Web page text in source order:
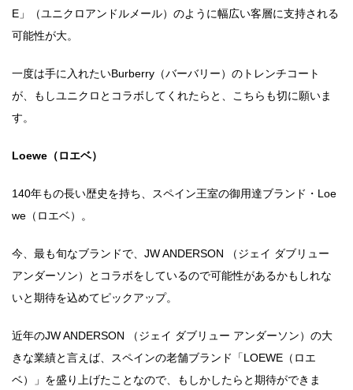
E」（ユニクロアンドルメール）のように幅広い客層に支持される
可能性が大。
一度は手に入れたいBurberry（バーバリー）のトレンチコート
が、もしユニクロとコラボしてくれたらと、こちらも切に願いま
す。
Loewe（ロエベ）
140年もの長い歴史を持ち、スペイン王室の御用達ブランド・Loe
we（ロエベ）。
今、最も旬なブランドで、JW ANDERSON （ジェイ ダブリュー
アンダーソン）とコラボをしているので可能性があるかもしれな
いと期待を込めてピックアップ。
近年のJW ANDERSON （ジェイ ダブリュー アンダーソン）の大
きな業績と言えば、スペインの老舗ブランド「LOEWE（ロエ
ベ）」を盛り上げたことなので、もしかしたらと期待ができま